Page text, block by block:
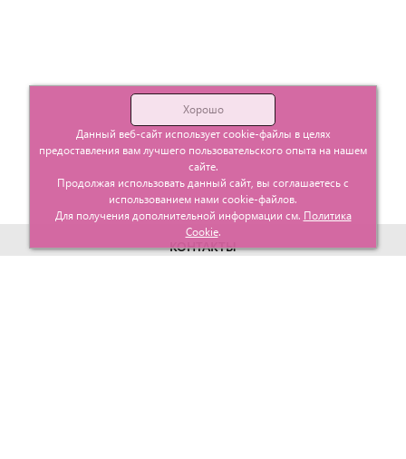
КОНТАКТЫ
Хорошо
Данный веб-сайт использует cookie-файлы в целях
предоставления вам лучшего пользовательского опыта на нашем
сайте.
Продолжая использовать данный сайт, вы соглашаетесь с
использованием нами cookie-файлов.
Для получения дополнительной информации см. Политика
Cookie.